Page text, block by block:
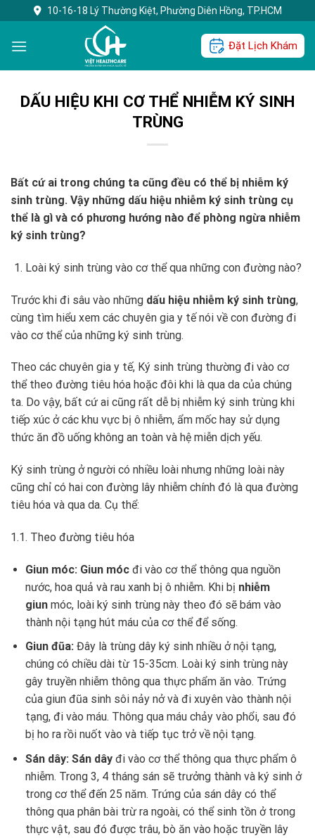
to
content
10-16-18 Lý Thường Kiệt, Phường Diên Hồng, TP.HCM
Đặt Lịch Khám
DẤU HIỆU KHI CƠ THỂ NHIỄM KÝ SINH
TRÙNG
Bất cứ ai trong chúng ta cũng đều có thể bị nhiễm ký
sinh trùng. Vậy những dấu hiệu nhiễm ký sinh trùng cụ
thể là gì và có phương hướng nào để phòng ngừa nhiễm
ký sinh trùng?
Loài ký sinh trùng vào cơ thể qua những con đường nào?
Trước khi đi sâu vào những dấu hiệu nhiễm ký sinh trùng,
cùng tìm hiểu xem các chuyên gia y tế nói về con đường đi
vào cơ thể của những ký sinh trùng.
Theo các chuyên gia y tế, Ký sinh trùng thường đi vào cơ
thể theo đường tiêu hóa hoặc đôi khi là qua da của chúng
ta. Do vậy, bất cứ ai cũng rất dễ bị nhiễm ký sinh trùng khi
tiếp xúc ở các khu vực bị ô nhiễm, ẩm mốc hay sử dụng
thức ăn đồ uống không an toàn và hệ miễn dịch yếu.
Ký sinh trùng ở người có nhiều loài nhưng những loài này
cũng chỉ có hai con đường lây nhiễm chính đó là qua đường
tiêu hóa và qua da. Cụ thể:
1.1. Theo đường tiêu hóa
Giun móc: Giun móc đi vào cơ thể thông qua nguồn
nước, hoa quả và rau xanh bị ô nhiễm. Khi bị nhiễm
giunmóc, loài ký sinh trùng này theo đó sẽ bám vào
thành nội tạng hút máu của cơ thể để sống.
Giun đũa: Đây là trùng dây ký sinh nhiều ở nội tạng,
chúng có chiều dài từ 15-35cm. Loài ký sinh trùng này
gây truyền nhiễm thông qua thực phẩm ăn vào. Trứng
của giun đũa sinh sôi nảy nở và đi xuyên vào thành nội
tạng, đi vào máu. Thông qua máu chảy vào phổi, sau đó
bị ho ra rồi nuốt vào và tiếp tục trở về nội tạng.
Sán dây: Sán dây đi vào cơ thể thông qua thực phẩm ô
nhiễm. Trong 3, 4 tháng sán sẽ trưởng thành và ký sinh ở
trong cơ thể đến 25 năm. Trứng của sán dây có thể
thông qua phân bài trừ ra ngoài, có thể sinh tồn ở trong
thực vật, sau đó được trâu, bò ăn vào hoặc truyền lây